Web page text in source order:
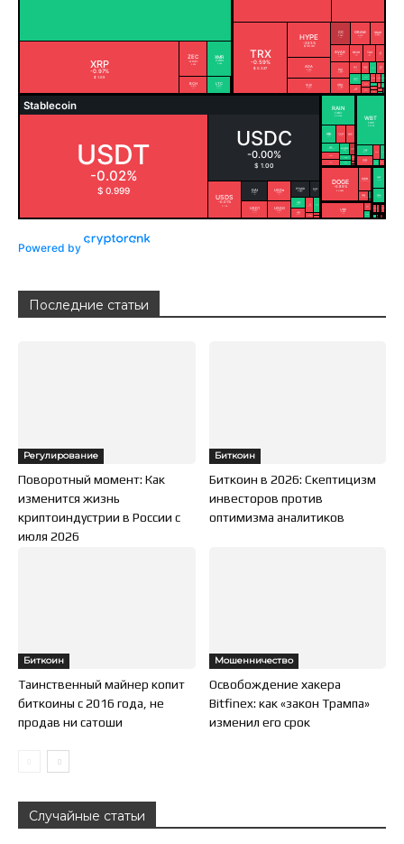
Powered by
Последние статьи
Регулирование
Поворотный момент: Как
изменится жизнь
криптоиндустрии в России с
июля 2026
Биткоин
Биткоин в 2026: Скептицизм
инвесторов против
оптимизма аналитиков
Биткоин
Таинственный майнер копит
биткоины с 2016 года, не
продав ни сатоши
Мошенничество
Освобождение хакера
Bitfinex: как «закон Трампа»
изменил его срок
Случайные статьи